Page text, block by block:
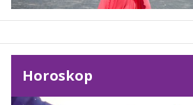
Horoskop